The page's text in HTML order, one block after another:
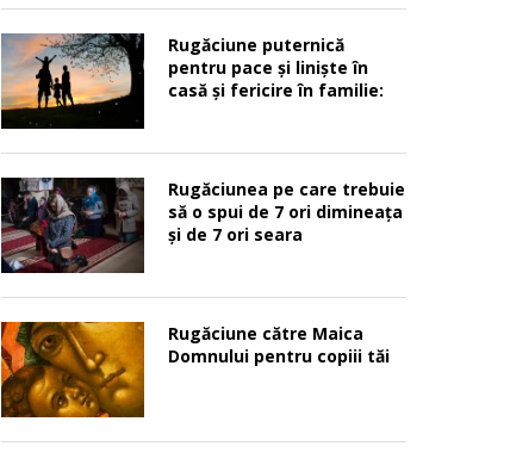
Rugăciune puternică
pentru pace şi linişte în
casă şi fericire în familie:
Rugăciunea pe care trebuie
să o spui de 7 ori dimineața
și de 7 ori seara
Rugăciune către Maica
Domnului pentru copiii tăi